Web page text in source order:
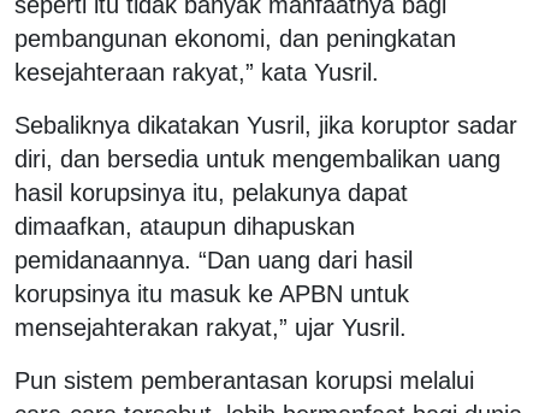
pembangunan ekonomi, dan peningkatan
kesejahteraan rakyat,” kata Yusril.
Sebaliknya dikatakan Yusril, jika koruptor sadar
diri, dan bersedia untuk mengembalikan uang
hasil korupsinya itu, pelakunya dapat
dimaafkan, ataupun dihapuskan
pemidanaannya. “Dan uang dari hasil
korupsinya itu masuk ke APBN untuk
mensejahterakan rakyat,” ujar Yusril.
Pun sistem pemberantasan korupsi melalui